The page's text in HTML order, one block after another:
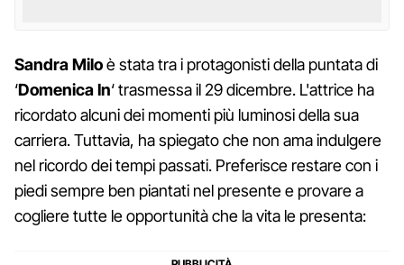
Sandra Miloè stata tra i protagonisti della puntata di
‘Domenica In‘ trasmessa il 29 dicembre. L'attrice ha
ricordato alcuni dei momenti più luminosi della sua
carriera. Tuttavia, ha spiegato che non ama indulgere
nel ricordo dei tempi passati. Preferisce restare con i
piedi sempre ben piantati nel presente e provare a
cogliere tutte le opportunità che la vita le presenta: